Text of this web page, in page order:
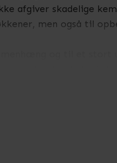
afgiver skadelige
men også til
er forstærket, så
information.